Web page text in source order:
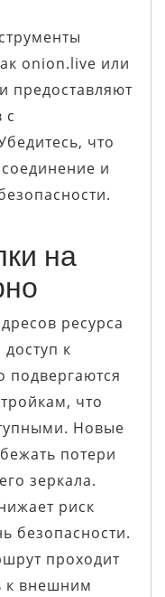
onion.live или
предоставляют
с
что
и
на
ресурса
к
подвергаются
что
Новые
потери
зеркала.
риск
безопасности.
проходит
к внешним